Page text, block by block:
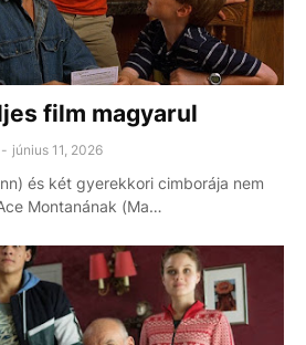
film magyarul
- június 11, 2026
és két gyerekkori cimborája nem
Montanának (Ma…